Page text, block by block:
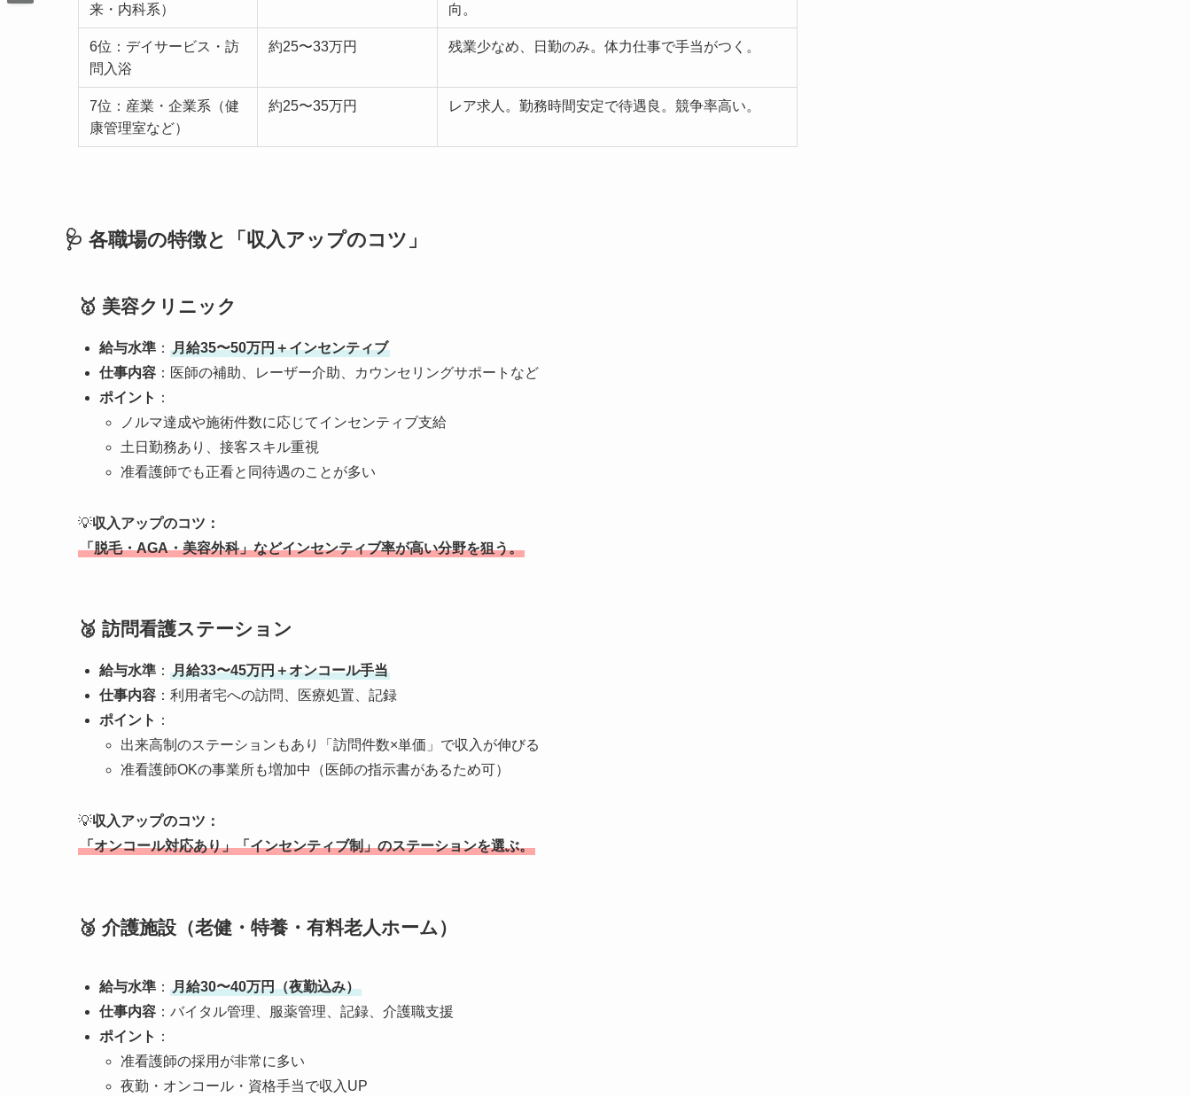
来・内科系）
向。
6位：デイサービス・訪
問入浴
約25〜33万円 残業少なめ、日勤のみ。体力仕事で手当がつく。
7位：産業・企業系（健
康管理室など）
約25〜35万円 レア求人。勤務時間安定で待遇良。競争率高い。
🩺 各職場の特徴と「収入アップのコツ」
🥇 美容クリニック
給与水準 ： 月給35〜50万円＋インセンティブ
仕事内容 ：医師の補助、レーザー介助、カウンセリングサポートなど
ポイント ：
ノルマ達成や施術件数に応じてインセンティブ支給
土日勤務あり、接客スキル重視
准看護師でも正看と同待遇のことが多い
💡収入アップのコツ：
「脱毛・AGA・美容外科」などインセンティブ率が高い分野を狙う。
🥈 訪問看護ステーション
給与水準 ： 月給33〜45万円＋オンコール手当
仕事内容 ：利用者宅への訪問、医療処置、記録
ポイント ：
出来高制のステーションもあり「訪問件数×単価」で収入が伸びる
准看護師OKの事業所も増加中（医師の指示書があるため可）
💡収入アップのコツ：
「オンコール対応あり」「インセンティブ制」のステーションを選ぶ。
🥉 介護施設（老健・特養・有料老人ホーム）
給与水準 ： 月給30〜40万円（夜勤込み）
仕事内容 ：バイタル管理、服薬管理、記録、介護職支援
ポイント ：
准看護師の採用が非常に多い
夜勤・オンコール・資格手当で収入UP